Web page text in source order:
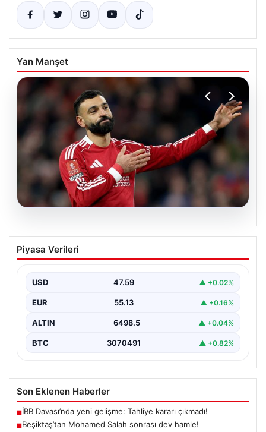
Yan Manşet
05.08.2026
Beşiktaş’tan Mohamed Salah sonrası
dev hamle!
Piyasa Verileri
USD 47.59 ▲ +0.02%
EUR 55.13 ▲ +0.16%
ALTIN 6498.5 ▲ +0.04%
BTC 3070491 ▲ +0.82%
Son Eklenen Haberler
■İBB Davası’nda yeni gelişme: Tahliye kararı çıkmadı!
■Beşiktaş’tan Mohamed Salah sonrası dev hamle!